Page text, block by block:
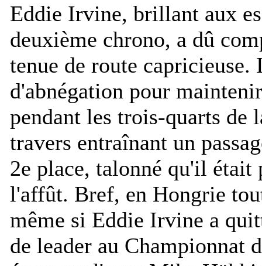
Eddie Irvine, brillant aux
deuxième chrono, a dû
tenue de route
d'abnégation pour
pendant les trois-quarts de
travers entraînant un
2e place, talonné qu'il
l'affût. Bref, en Hongrie
même si Eddie Irvine a
de leader au Championnat